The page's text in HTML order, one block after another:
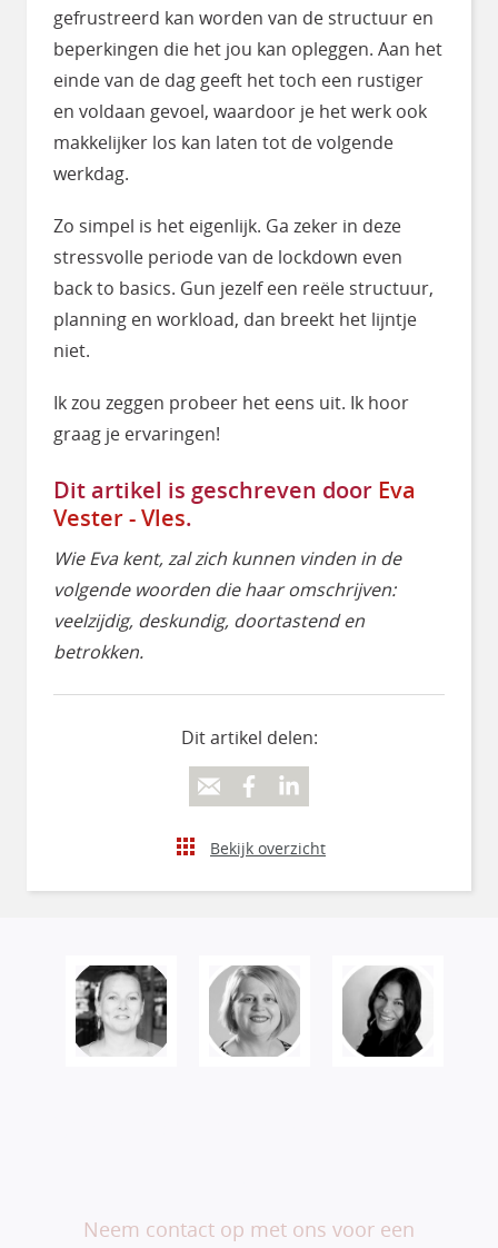
gefrustreerd kan worden van de structuur en
beperkingen die het jou kan opleggen. Aan het
einde van de dag geeft het toch een rustiger
en voldaan gevoel, waardoor je het werk ook
makkelijker los kan laten tot de volgende
werkdag.
Zo simpel is het eigenlijk. Ga zeker in deze
stressvolle periode van de lockdown even
back to basics. Gun jezelf een reële structuur,
planning en workload, dan breekt het lijntje
niet.
Ik zou zeggen probeer het eens uit. Ik hoor
graag je ervaringen!
Dit artikel is geschreven door Eva
Vester - Vles.
Wie Eva kent, zal zich kunnen vinden in de
volgende woorden die haar omschrijven:
veelzijdig, deskundig, doortastend en
betrokken.
Dit artikel delen:
Bekijk overzicht
Neem contact op met ons voor een